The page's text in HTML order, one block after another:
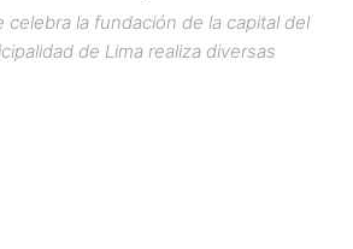
celebra la fundación de la capital del
de Lima realiza diversas